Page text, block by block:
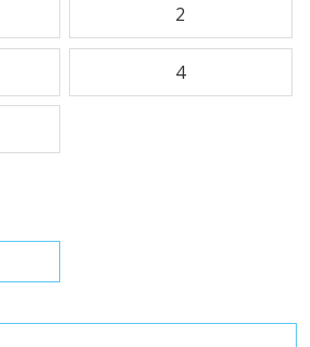
Отзывы о нас на Флампе
2
4